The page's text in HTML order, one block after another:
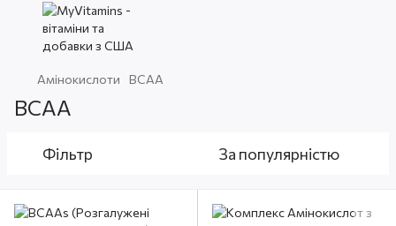
Амінокислоти BCAA
BCAA
Фільтр За популярністю